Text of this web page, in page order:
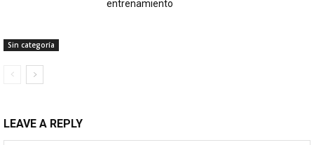
Sin categoría
entrenamiento
LEAVE A REPLY